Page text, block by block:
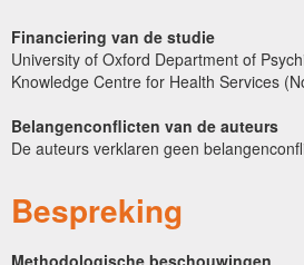
Financiering van de studie
University of Oxford Department of
Knowledge Centre for Health Services
Belangenconflicten van de auteurs
De auteurs verklaren geen
Bespreking